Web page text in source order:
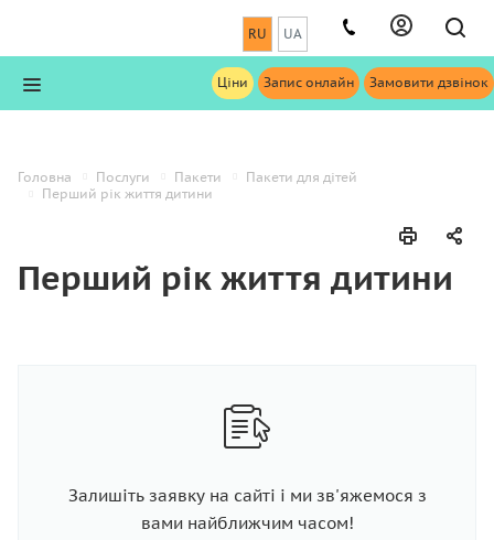
RU UA
Ціни Запис онлайн Замовити дзвінок
Головна Послуги Пакети
Пакети для дітей
Перший рік життя дитини
Перший рік життя дитини
Залишіть заявку на сайті і ми зв'яжемося з
вами найближчим часом!